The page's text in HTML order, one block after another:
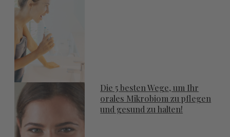
Die 5 besten Wege, um Ihr
orales Mikrobiom zu pflegen
und gesund zu halten!